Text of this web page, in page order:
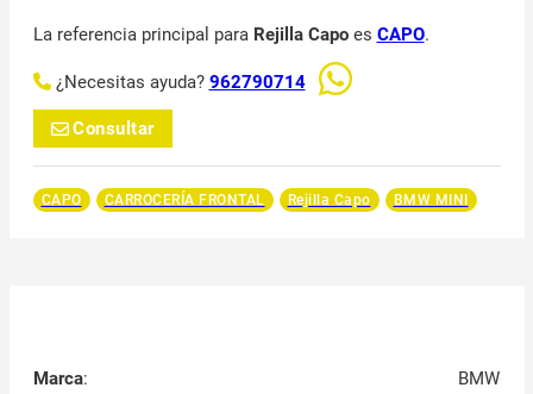
La referencia principal para Rejilla Capoes CAPO.
¿Necesitas ayuda? 962790714
Consultar
CAPO CARROCERÍA FRONTAL Rejilla Capo BMW MINI
Marca:
BMW